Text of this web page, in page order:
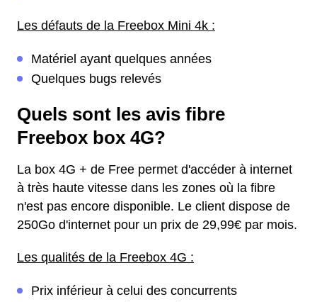
Les défauts de la Freebox Mini 4k :
Matériel ayant quelques années
Quelques bugs relevés
Quels sont les avis fibre
Freebox box 4G?
La box 4G + de Free permet d'accéder à internet
à très haute vitesse dans les zones où la fibre
n'est pas encore disponible. Le client dispose de
250Go d'internet pour un prix de 29,99€ par mois.
Les qualités de la Freebox 4G :
Prix inférieur à celui des concurrents